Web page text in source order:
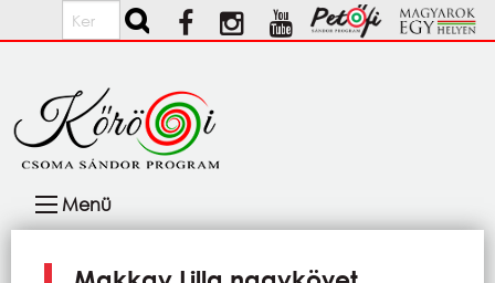
Ugrás a tartalomra
Keresés
navigáció
Menü